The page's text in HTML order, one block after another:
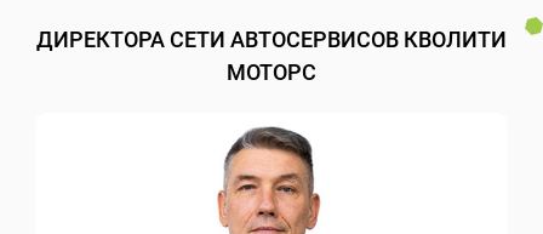
ДИРЕКТОРА СЕТИ АВТОСЕРВИСОВ КВОЛИТИ
МОТОРС